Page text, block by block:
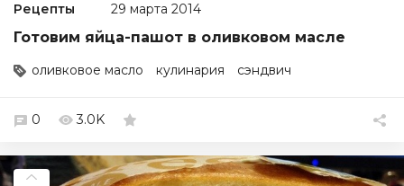
Рецепты 29 марта 2014
Готовим яйца-пашот в оливковом масле
оливковое масло кулинария сэндвич
0 3.0K